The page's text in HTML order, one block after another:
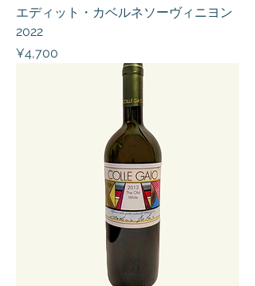
エディット・カベルネソーヴィニヨン
2022
Price
¥4,700